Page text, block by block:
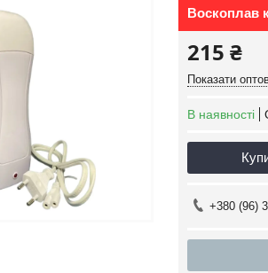
Воскоплав
215 ₴
Показати
В наявності
+380 (96)